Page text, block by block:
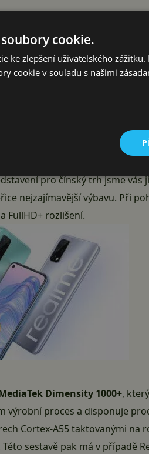
na evropské trhy mělo
s 90Hz
pro čínský trh jsme vás
nejzajímavější výbavu. Při
FullHD+ rozlišení.
Dimensity 1000+,
výrobní proces a disponuje
Cortex-A55 taktovanými na
sestavě pak má v případě
cookie.
ke zlepšení uživatelského zážitku.
cookie v souladu s našimi